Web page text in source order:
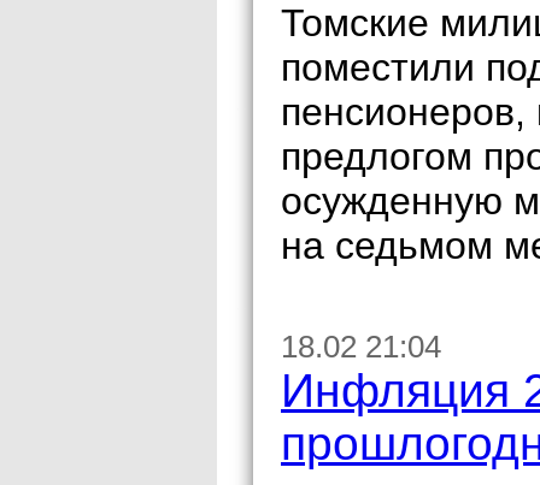
Томские
поместили
предлогом
осужденную
на седьмом
18.02 21:04
Инфляция